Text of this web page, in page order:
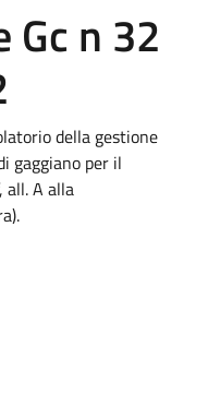
Gc n 32
della gestione
gaggiano per il
A alla